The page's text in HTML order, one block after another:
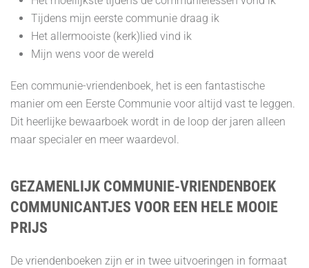
Tijdens mijn eerste communie draag ik
Het allermooiste (kerk)lied vind ik
Mijn wens voor de wereld
Een communie-vriendenboek, het is een fantastische
manier om een Eerste Communie voor altijd vast te leggen.
Dit heerlijke bewaarboek wordt in de loop der jaren alleen
maar specialer en meer waardevol.
GEZAMENLIJK COMMUNIE-VRIENDENBOEK
COMMUNICANTJES VOOR EEN HELE MOOIE
PRIJS
De vriendenboeken zijn er in twee uitvoeringen in formaat